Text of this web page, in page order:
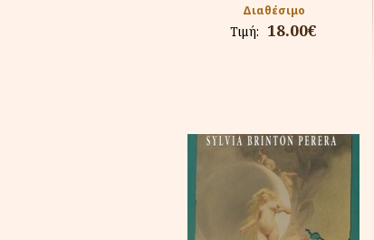
Διαθέσιμο
Τιμή: 18.00€